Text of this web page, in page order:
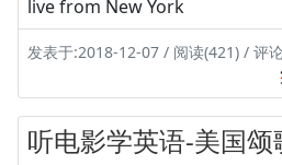
live from New York
发表于:2018-12-07 / 阅读(421) / 评
听电影学英语-美国颂